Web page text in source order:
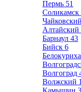
Пермь 51
Соликамск
Чайковский
Алтайский
Барнаул 43
Бийск 6
Белокуриха
Волгоград
Волжский
Камышин 3